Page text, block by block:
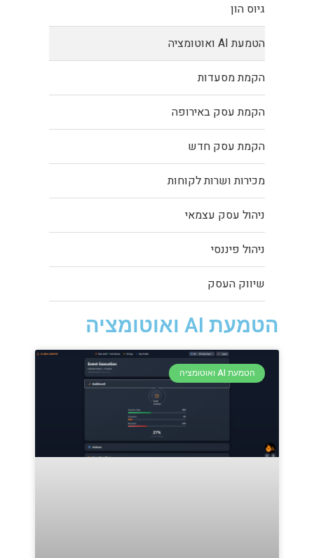
גיוס הון
הטמעת AI ואוטומציה
הקמת מסעדות
הקמת עסק באירופה
הקמת עסק חדש
מכירות ושרות לקוחות
ניהול עסק עצמאי
ניהול פיננסי
שיווק העסק
הטמעת AI ואוטומציה
הטמעת AI ואוטומציה